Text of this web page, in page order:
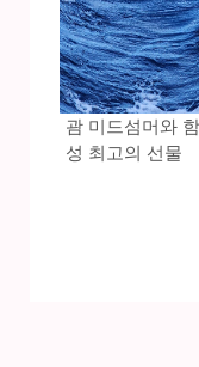
괌 미드섬머와
성 최고의 선물